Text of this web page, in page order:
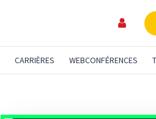
CARRIÈRES WEBCONFÉRENCES